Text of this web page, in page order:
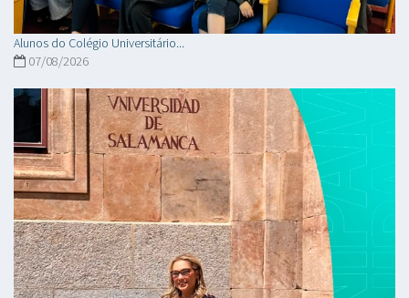
Alunos do Colégio Universitário...
07/08/2026